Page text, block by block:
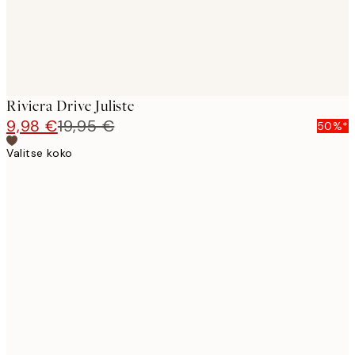
Riviera Drive Juliste
9,98 €19,95 €
50%*
Valitse koko